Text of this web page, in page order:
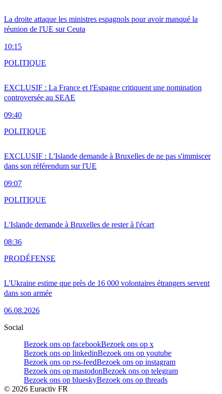
La droite attaque les ministres espagnols pour avoir manqué la
réunion de l'UE sur Ceuta
10:15
EXCLUSIF : La France et l'Espagne critiquent une nomination
controversée au SEAE
09:40
POLITIQUE
EXCLUSIF : L'Islande demande à Bruxelles de ne pas s'immiscer
dans son référendum sur l'UE
09:07
POLITIQUE
L'Islande demande à Bruxelles de rester à l'écart
08:36
POLITIQUE
L'Ukraine estime que près de 16 000 volontaires étrangers servent
dans son armée
06.08.2026
PRODÉFENSE
Social
Bezoek ons op facebookBezoek ons op x
Bezoek ons op linkedinBezoek ons op youtube
Bezoek ons op rss-feedBezoek ons op instagram
Bezoek ons op mastodonBezoek ons op telegram
Bezoek ons op blueskyBezoek ons op threads
© 2026 Euractiv FR